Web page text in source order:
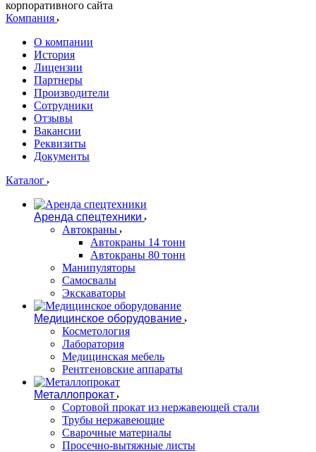
корпоративного сайта
Компания
О компании
История
Лицензии
Партнеры
Производители
Сотрудники
Отзывы
Вакансии
Реквизиты
Документы
Каталог
Аренда спецтехники
Автокраны
Автокраны 14 тонн
Автокраны 80 тонн
Манипуляторы
Самосвалы
Экскаваторы
Медицинское оборудование
Косметология
Лаборатория
Медицинская мебель
Рентгеновские аппараты
Металлопрокат
Сортовой прокат из нержавеющей стали
Трубы нержавеющие
Сварочные материалы
Просечно-вытяжные листы